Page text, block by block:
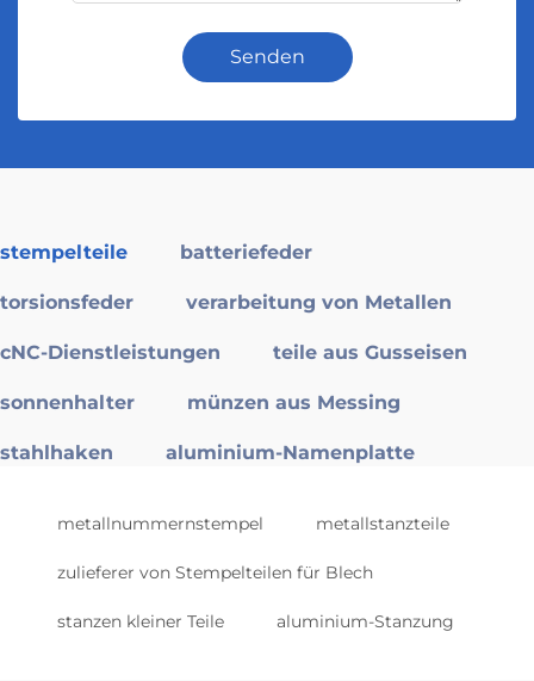
Senden
stempelteile batteriefeder
torsionsfeder verarbeitung von Metallen
cNC-Dienstleistungen teile aus Gusseisen
sonnenhalter münzen aus Messing
stahlhaken aluminium-Namenplatte
metallnummernstempel metallstanzteile
zulieferer von Stempelteilen für Blech
stanzen kleiner Teile aluminium-Stanzung